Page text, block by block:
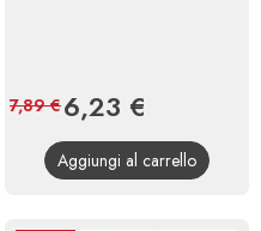
Prezzo
6,23 €
base
7,89 €
Aggiungi al carrello